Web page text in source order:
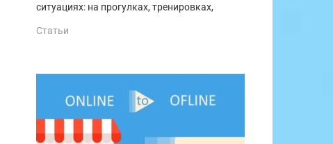
ситуациях: на прогулках, тренировках,
Статьи